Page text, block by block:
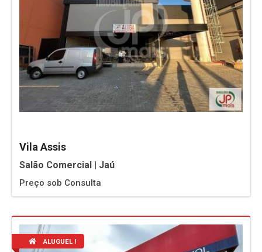
Vila Assis
Salão Comercial | Jaú
Preço sob Consulta
ALUGUEL !